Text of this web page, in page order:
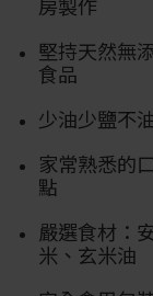
堅持天然無
食品
少油少鹽不
家常熟悉的
點
嚴選食材：
米、玄米油